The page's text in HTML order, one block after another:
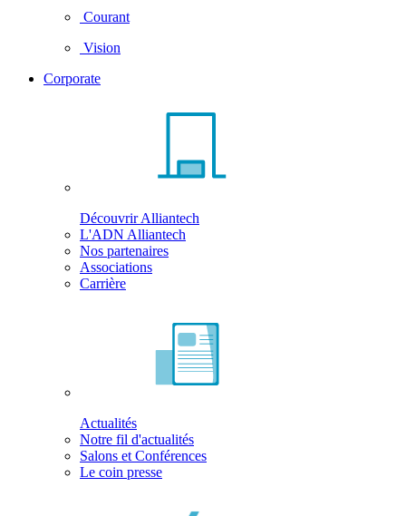
Courant
Vision
Corporate
Découvrir Alliantech
L'ADN Alliantech
Nos partenaires
Associations
Carrière
Actualités
Notre fil d'actualités
Salons et Conférences
Le coin presse